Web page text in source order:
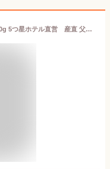
極上飛騨牛しゃぶしゃぶ用肩ロース500g 5つ星ホテル直営 産直 父の日 お中元 贈答 贈り物 プレゼント お返し 結婚記念日 結婚式 引き出物 ギフト 牛肉 和牛 岐阜県 飛騨 おうち割 ふっこう福袋 復袋 お取り寄せグルメ 観光地応援 高級食材 BBQ